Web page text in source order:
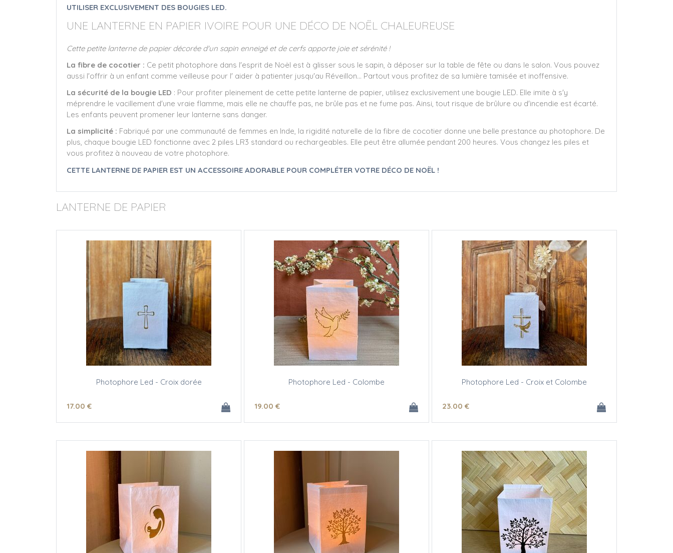
UTILISER EXCLUSIVEMENT DES BOUGIES LED.
UNE LANTERNE EN PAPIER IVOIRE POUR UNE DÉCO DE NOËL CHALEUREUSE
Cette petite lanterne de papier décorée d'un sapin enneigé et de cerfs apporte joie et sérénité !
La fibre de cocotier : Ce petit photophore dans l'esprit de Noël est à glisser sous le sapin, à déposer sur la table de fête ou dans le salon. Vous pouvez
aussi l'offrir à un enfant comme veilleuse pour l' aider à patienter jusqu'au Réveillon... Partout vous profitez de sa lumière tamisée et inoffensive.
La sécurité de la bougie LED : Pour profiter pleinement de cette petite lanterne de papier, utilisez exclusivement une bougie LED. Elle imite à s'y
méprendre le vacillement d'une vraie flamme, mais elle ne chauffe pas, ne brûle pas et ne fume pas. Ainsi, tout risque de brûlure ou d'incendie est écarté.
Les enfants peuvent promener leur lanterne sans danger.
La simplicité : Fabriqué par une communauté de femmes en Inde, la rigidité naturelle de la fibre de cocotier donne une belle prestance au photophore. De
plus, chaque bougie LED fonctionne avec 2 piles LR3 standard ou rechargeables. Elle peut être allumée pendant 200 heures. Vous changez les piles et
vous profitez à nouveau de votre photophore.
CETTE LANTERNE DE PAPIER EST UN ACCESSOIRE ADORABLE POUR COMPLÉTER VOTRE DÉCO DE NOËL !
LANTERNE DE PAPIER
Photophore Led - Croix dorée
17.00 €
Photophore Led - Colombe
19.00 €
Photophore Led - Croix et Colombe
23.00 €